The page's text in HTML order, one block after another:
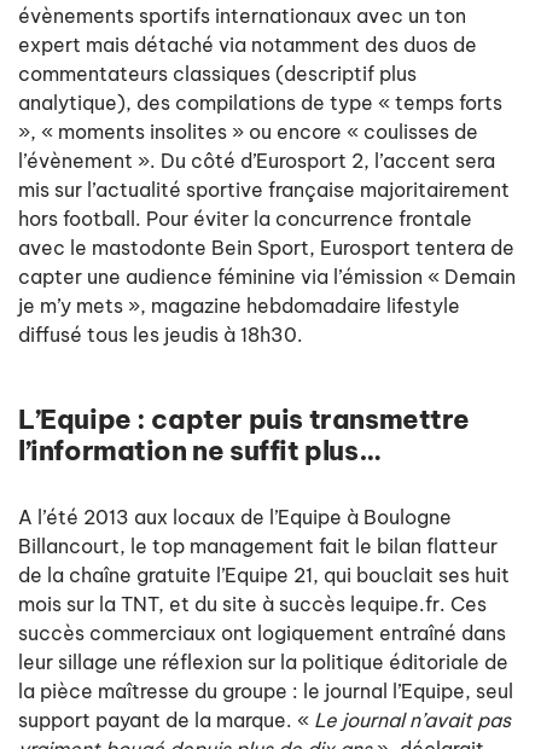
évènements sportifs internationaux avec un ton
expert mais détaché via notamment des duos de
commentateurs classiques (descriptif plus
analytique), des compilations de type « temps forts
», « moments insolites » ou encore « coulisses de
l’évènement ». Du côté d’Eurosport 2, l’accent sera
mis sur l’actualité sportive française majoritairement
hors football. Pour éviter la concurrence frontale
avec le mastodonte Bein Sport, Eurosport tentera de
capter une audience féminine via l’émission « Demain
je m’y mets », magazine hebdomadaire lifestyle
diffusé tous les jeudis à 18h30.
L’Equipe : capter puis transmettre
l’information ne suffit plus…
A l’été 2013 aux locaux de l’Equipe à Boulogne
Billancourt, le top management fait le bilan flatteur
de la chaîne gratuite l’Equipe 21, qui bouclait ses huit
mois sur la TNT, et du site à succès lequipe.fr. Ces
succès commerciaux ont logiquement entraîné dans
leur sillage une réflexion sur la politique éditoriale de
la pièce maîtresse du groupe : le journal l’Equipe, seul
support payant de la marque. « Le journal n’avait pas